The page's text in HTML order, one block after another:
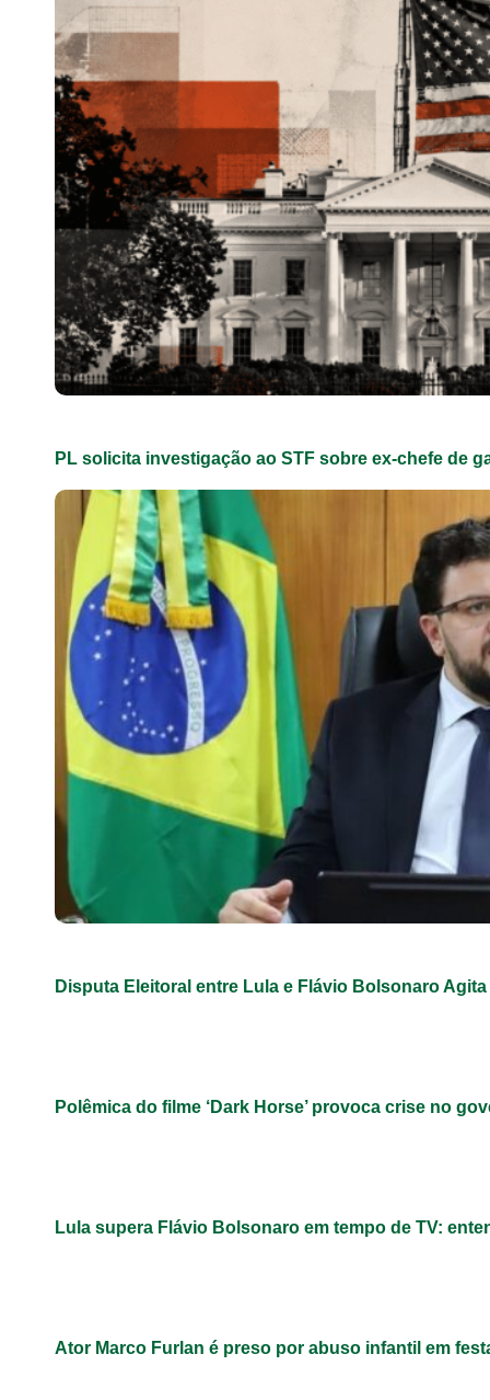
PL solicita investigação ao STF sobre ex-chefe de
Disputa Eleitoral entre Lula e Flávio Bolsonaro Agita
Polêmica do filme ‘Dark Horse’ provoca crise no
Lula supera Flávio Bolsonaro em tempo de TV:
Ator Marco Furlan é preso por abuso infantil em